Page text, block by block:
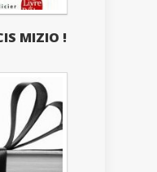
MIZIO !